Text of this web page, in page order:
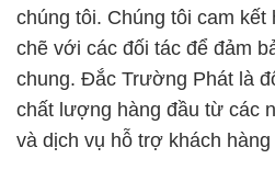
chúng tôi. Chúng tôi cam
chẽ với các đối tác để đảm
chung. Đắc Trường Phát là
chất lượng hàng đầu từ các
và dịch vụ hỗ trợ khách hàng